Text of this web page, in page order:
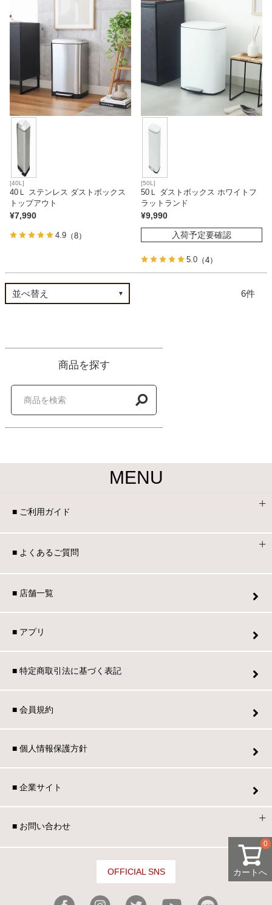
寝具
ファブリック
生活用品
キッチン用品
タワー
[40L]
40Ｌ ステンレス ダストボックス
トップアウト
¥7,990
4.9 （8）
[50L]
50Ｌ ダストボックス ホワイトフ
ラットランド
¥9,990
入荷予定要確認
5.0 （4）
6
商品を探す
カートへ
0
MENU
■ ご利用ガイド
■ よくあるご質問
■ 店舗一覧
■ アプリ
■ 特定商取引法に基づく表記
■ 会員規約
■ 個人情報保護方針
■ 企業サイト
■ お問い合わせ
OFFICIAL SNS